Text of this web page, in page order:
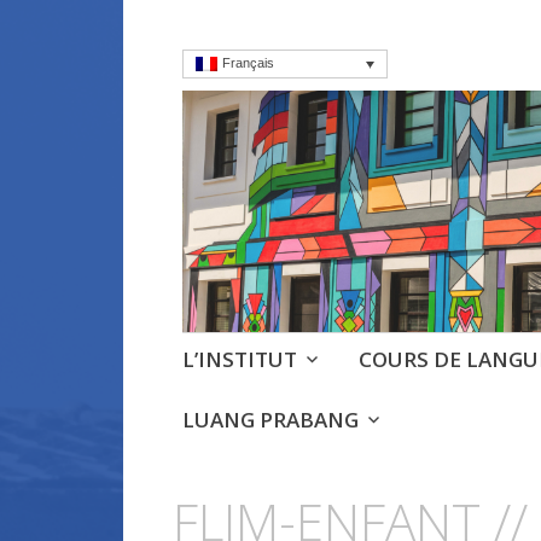
Français
Institut
Cours, culture et débats
Aller
contenu
L’INSTITUT COURS DE
LUANG PRABANG
FLIM-ENFANT